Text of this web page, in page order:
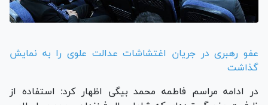
عفو رهبری در جریان اغتشاشات عدالت علوی را به نمایش
گذاشت
در ادامه مراسم فاطمه محمد بیگی اظهار کرد: استفاده از